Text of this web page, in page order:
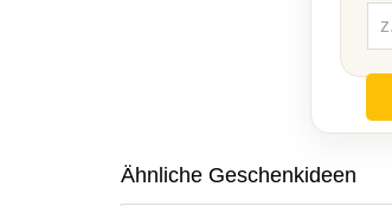
Ähnliche Geschenkideen